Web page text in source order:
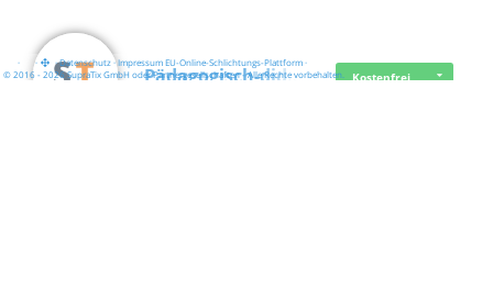
Pädagogisch-did… Kostenfrei
· · ·Datenschutz·Impressum EU-Online-Schlichtungs-Plattform·
© 2016 - 2026 SupraTix GmbH oder Partnergesellschaften - Alle Rechte vorbehalten.